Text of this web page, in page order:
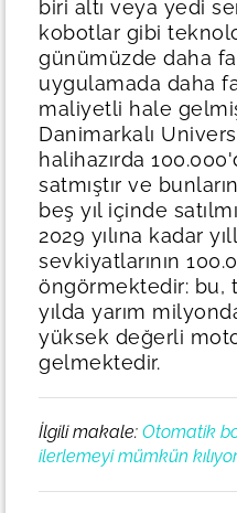
biri altı veya yedi
kobotlar gibi
günümüzde daha
uygulamada daha
maliyetli hale
Danimarkalı
halihazırda
satmıştır ve
beş yıl içinde
2029 yılına kadar
sevkiyatlarının
öngörmektedir: bu,
yılda yarım
yüksek değerli
gelmektedir.
İlgili makale: Otomatik
ilerlemeyi mümkün kılıyor